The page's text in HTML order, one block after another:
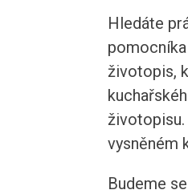
Hledáte
životopis,
vysněném
Budeme